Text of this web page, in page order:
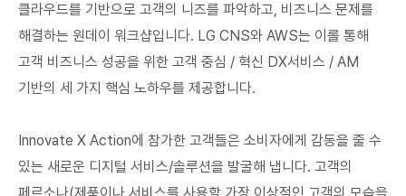
클라우드를 기반으로 고객의 니즈를 파악하고, 비즈니스 문제를
해결하는 원데이 워크샵입니다. LG CNS와 AWS는 이를 통해
고객 비즈니스 성공을 위한 고객 중심 / 혁신 DX서비스 / AM
기반의 세 가지 핵심 노하우를 제공합니다.
Innovate X Action에 참가한 고객들은 소비자에게 감동을 줄 수
있는 새로운 디지털 서비스/솔루션을 발굴해 냅니다. 고객의